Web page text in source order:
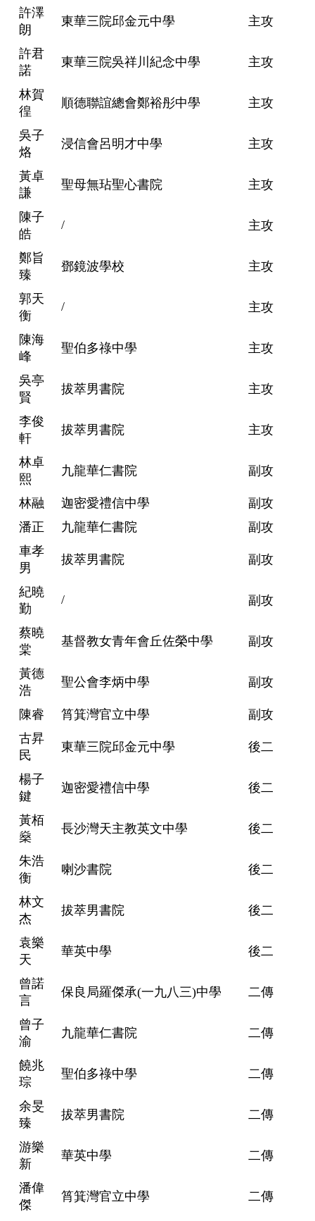
許澤
朗
東華三院邱金元中學 主攻
許君
諾
東華三院吳祥川紀念中學 主攻
林賀
徨
順德聯誼總會鄭裕彤中學 主攻
吳子
烙
浸信會呂明才中學 主攻
黃卓
謙
聖母無玷聖心書院 主攻
陳子
皓
/ 主攻
鄭旨
臻
鄧鏡波學校 主攻
郭天
衡
/ 主攻
陳海
峰
聖伯多祿中學 主攻
吳亭
賢
拔萃男書院 主攻
李俊
軒
拔萃男書院 主攻
林卓
熙
九龍華仁書院 副攻
林融 迦密愛禮信中學
副攻
潘正
九龍華仁書院
副攻
車孝
男
拔萃男書院 副攻
紀曉
勤
/ 副攻
蔡曉
棠
基督教女青年會丘佐榮中學 副攻
黃德
浩
聖公會李炳中學 副攻
陳睿 筲箕灣官立中學
副攻
古昇
民
東華三院邱金元中學 後二
楊子
鍵
迦密愛禮信中學 後二
黃栢
燊
長沙灣天主教英文中學 後二
朱浩
衡
喇沙書院 後二
林文
杰
拔萃男書院 後二
袁樂
天
華英中學 後二
曾諾
言
保良局羅傑承(一九八三)中學 二傳
曾子
渝
九龍華仁書院 二傳
饒兆
琮
聖伯多祿中學 二傳
余旻
臻
拔萃男書院 二傳
游樂
新
華英中學 二傳
潘偉
傑
筲箕灣官立中學 二傳